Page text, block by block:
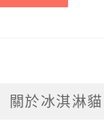
關於冰淇淋貓